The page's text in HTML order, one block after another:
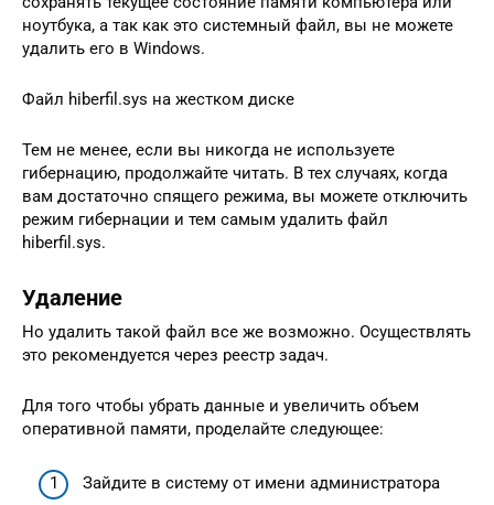
ноутбука, а так как это системный файл, вы не можете
удалить его в Windows.
Файл hiberfil.sys на жестком диске
Тем не менее, если вы никогда не используете
гибернацию, продолжайте читать. В тех случаях, когда
вам достаточно спящего режима, вы можете отключить
режим гибернации и тем самым удалить файл
hiberfil.sys.
Удаление
Но удалить такой файл все же возможно. Осуществлять
это рекомендуется через реестр задач.
Для того чтобы убрать данные и увеличить объем
оперативной памяти, проделайте следующее:
Зайдите в систему от имени администратора